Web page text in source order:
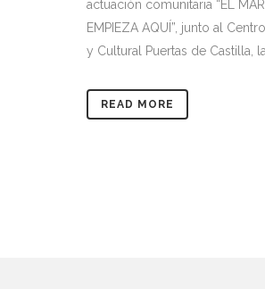
actuación comunitaria “EL MAR
EMPIEZA AQUÍ”, junto al
y Cultural Puertas de Castilla,
READ MORE